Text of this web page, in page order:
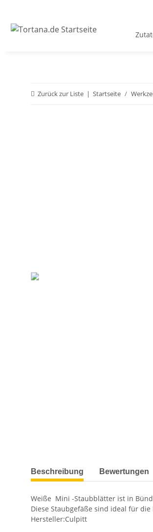
Zurück zur Liste Startseite
weitere Registerkarten anzeigen
Beschreibung Bewertungen
Weiße Mini -Staubblätter ist in
Diese Staubgefäße sind ideal für
Hersteller:Culpitt